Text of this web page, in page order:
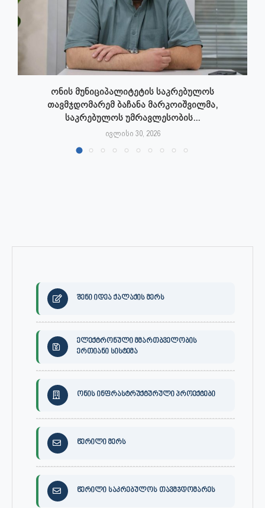
ონის მუნიციპალიტეტის საკრებულოს
თავმჯდომარემ ბაჩანა მარკოიშვილმა,
საკრებულოს უმრავლესობის...
ივლისი 30, 2026
შენი იდეა ქალაქის მერს
ელექტრონული მმართბველობის
ერთიანი სისტემა
ონის ინფრასტრუქტურული პროექტები
წერილი მერს
წერილი საკრებულოს თავმჯდომარეს